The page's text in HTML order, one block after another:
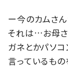
ー今のカムさ
それは…お母さ
ガネとかパソコ
言っているもの